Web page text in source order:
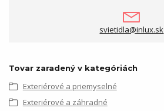
svietidla@inlux.sk
Tovar zaradený v kategóriách
Exteriérové a priemyselné
Exteriérové a záhradné